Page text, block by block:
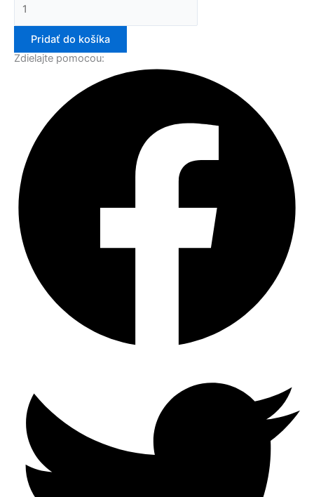
Pridať do košíka
Zdielajte pomocou: